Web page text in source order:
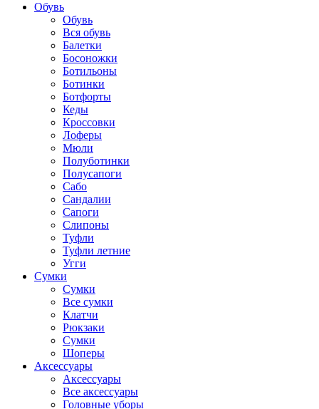
Обувь
Обувь
Вся обувь
Балетки
Босоножки
Ботильоны
Ботинки
Ботфорты
Кеды
Кроссовки
Лоферы
Мюли
Полуботинки
Полусапоги
Сабо
Сандалии
Сапоги
Слипоны
Туфли
Туфли летние
Угги
Сумки
Сумки
Все сумки
Клатчи
Рюкзаки
Сумки
Шоперы
Аксессуары
Аксессуары
Все аксессуары
Головные уборы